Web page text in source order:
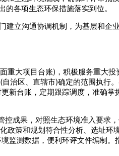
各项生态环保措施落实到位。
立沟通协调机制，为基层和企
重大项目台账)，积极服务重大
治区、直辖市)确定的范围执行
新台账，定期跟踪调度，准确
成果，对照生态环境准入要求
政策和规划符合性分析、选址环
监测数据，便利环评文件编制